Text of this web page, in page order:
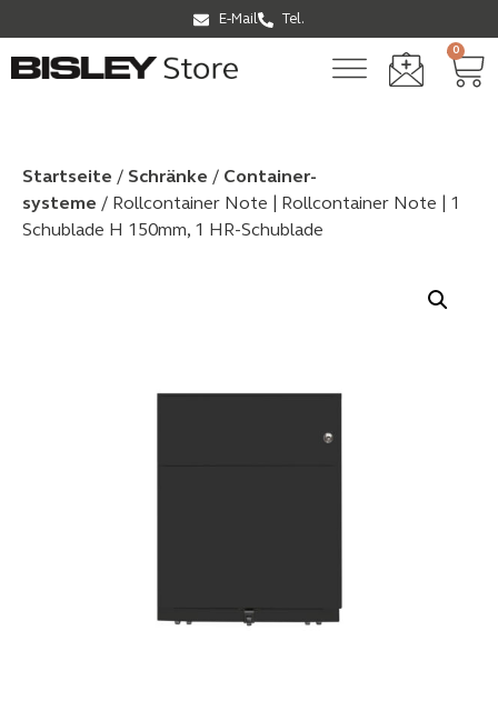
E-Mail Tel.
0
Startseite / Schränke / Container­
systeme / Rollcontainer Note | Rollcontainer Note | 1
Schublade H 150mm, 1 HR-Schublade